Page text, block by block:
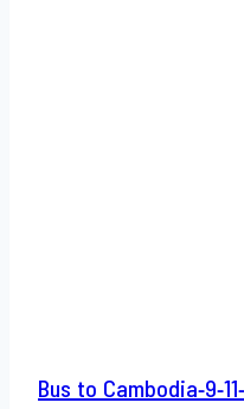
Bus to Cambodia-9-